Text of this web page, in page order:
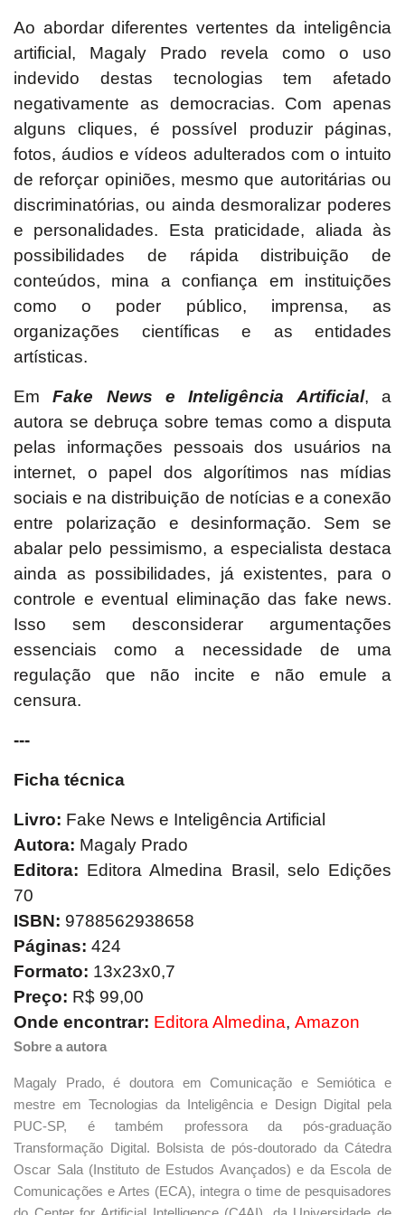
Ao abordar diferentes vertentes da inteligência
artificial, Magaly Prado revela como o uso
indevido destas tecnologias tem afetado
negativamente as democracias. Com apenas
alguns cliques, é possível produzir páginas,
fotos, áudios e vídeos adulterados com o intuito
de reforçar opiniões, mesmo que autoritárias ou
discriminatórias, ou ainda desmoralizar poderes
e personalidades. Esta praticidade, aliada às
possibilidades de rápida distribuição de
conteúdos, mina a confiança em instituições
como o poder público, imprensa, as
organizações científicas e as entidades
artísticas.
EmFake News e Inteligência Artificial, a
autora se debruça sobre temas como a disputa
pelas informações pessoais dos usuários na
internet, o papel dos algorítimos nas mídias
sociais e na distribuição de notícias e a conexão
entre polarização e desinformação. Sem se
abalar pelo pessimismo, a especialista destaca
ainda as possibilidades, já existentes, para o
controle e eventual eliminação das fake news.
Isso sem desconsiderar argumentações
essenciais como a necessidade de uma
regulação que não incite e não emule a
censura.
---
Ficha técnica
Livro: Fake News e Inteligência Artificial
Autora: Magaly Prado
Editora: Editora Almedina Brasil, selo Edições
70
ISBN: 9788562938658
Páginas: 424
Formato: 13x23x0,7
Preço: R$ 99,00
Onde encontrar: Editora Almedina, Amazon
Sobre a autora
Magaly Prado, é doutora em Comunicação e Semiótica e
mestre em Tecnologias da Inteligência e Design Digital pela
PUC-SP, é também professora da pós-graduação
Transformação Digital. Bolsista de pós-doutorado da Cátedra
Oscar Sala (Instituto de Estudos Avançados) e da Escola de
Comunicações e Artes (ECA), integra o time de pesquisadores